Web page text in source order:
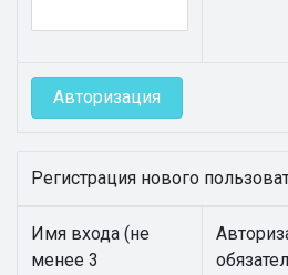
Регистрация нового
Имя входа (не
менее 3